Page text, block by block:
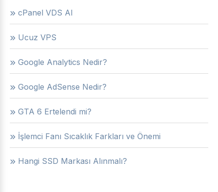
cPanel VDS Al
Ucuz VPS
Google Analytics Nedir?
Google AdSense Nedir?
GTA 6 Ertelendi mi?
İşlemci Fanı Sıcaklık Farkları ve Önemi
Hangi SSD Markası Alınmalı?